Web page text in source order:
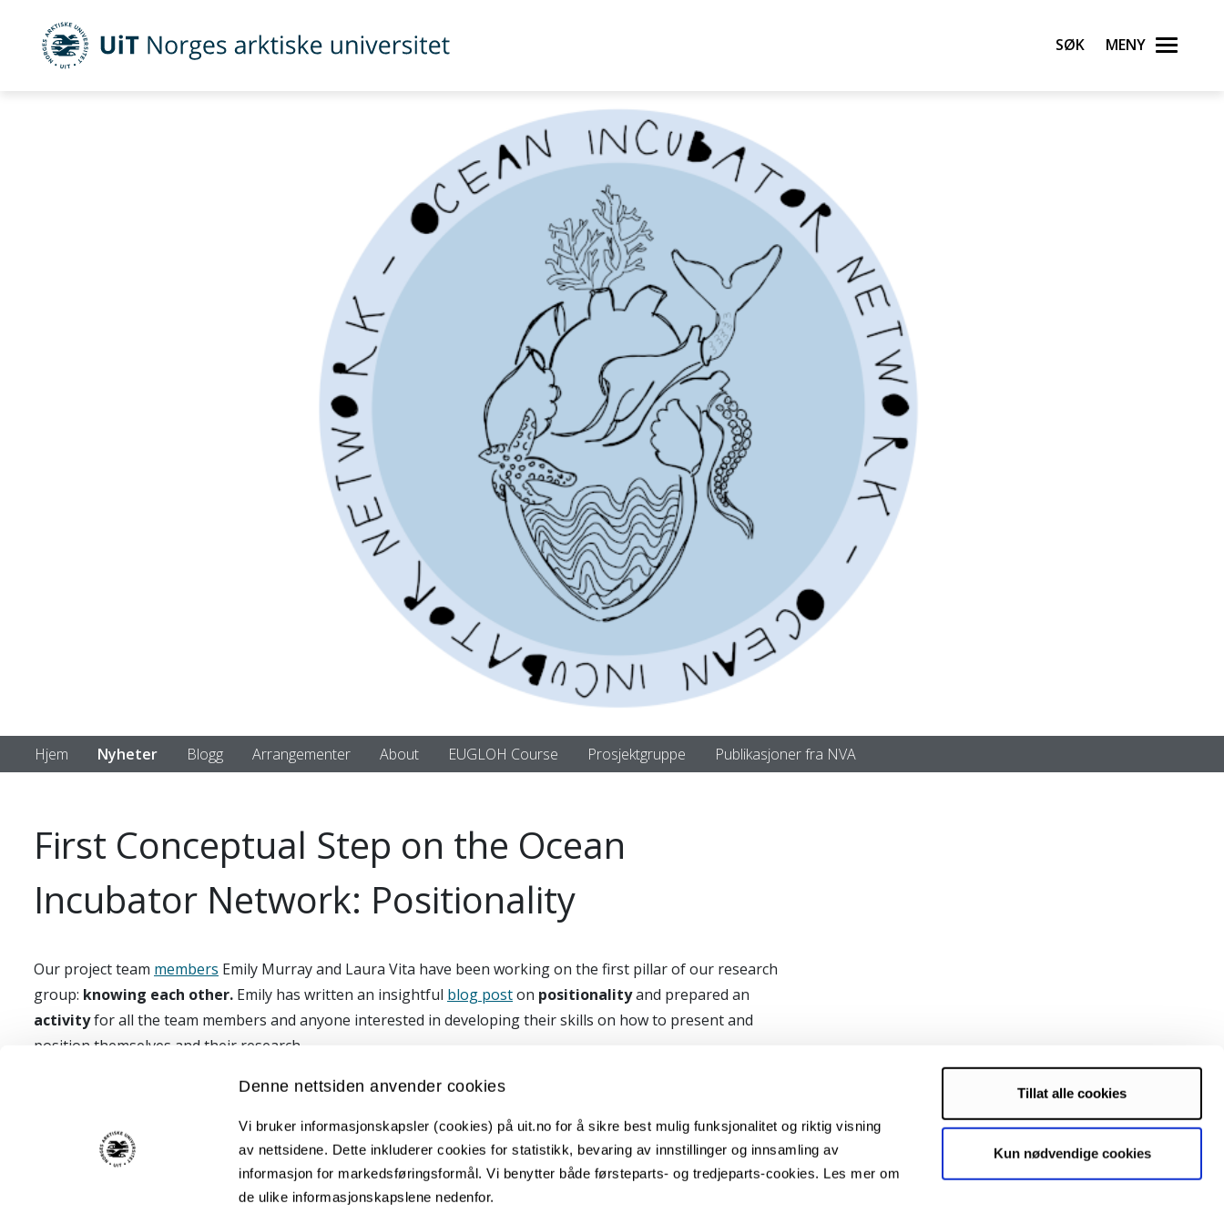
Denne nettsiden anvender cookies
Vi bruker informasjonskapsler (cookies) på uit.no for å sikre best mulig funksjonalitet og riktig visning
av nettsidene. Dette inkluderer cookies for statistikk, bevaring av innstillinger og innsamling av
informasjon for markedsføringsformål. Vi benytter både førsteparts- og tredjeparts-cookies. Les mer om
de ulike informasjonskapslene nedenfor.
Tillat alle cookies
Kun nødvendige cookies
UiT Norges arktiske universitet Søk Meny
Hjem Nyheter Blogg Arrangementer About EUGLOH Course Prosjektgruppe Publikasjoner fra NVA
First Conceptual Step on the Ocean
Incubator Network: Positionality
Our project team members Emily Murray and Laura Vita have been working on the first pillar of our research
group: knowing each other. Emily has written an insightful blog poston positionalityand prepared an
activityfor all the team members and anyone interested in developing their skills on how to present and
position themselves and their research.
Emily's work will be embedded in the first part of our Ocean Literacy Toolkit, dedicated to getting to know each
Margherita